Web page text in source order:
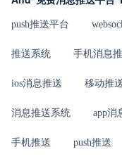
push推送平台
推送系统 手机消息
ios消息推送 移动推
消息推送系统 app消
手机推送 push推送